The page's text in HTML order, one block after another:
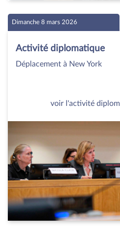
Dimanche 8 mars 2026
Activité diplomatique
Déplacement à New York
voir l'activité